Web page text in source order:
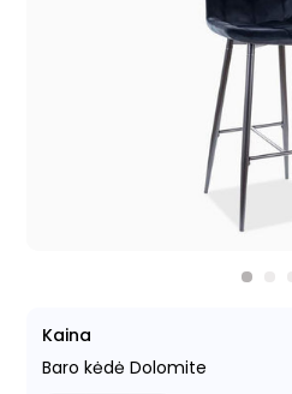
Kaina
Baro kėdė Dolomite